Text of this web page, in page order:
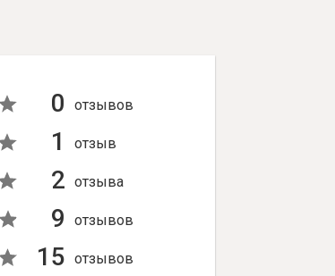
0 отзывов
1 отзыв
2 отзыва
9 отзывов
15 отзывов